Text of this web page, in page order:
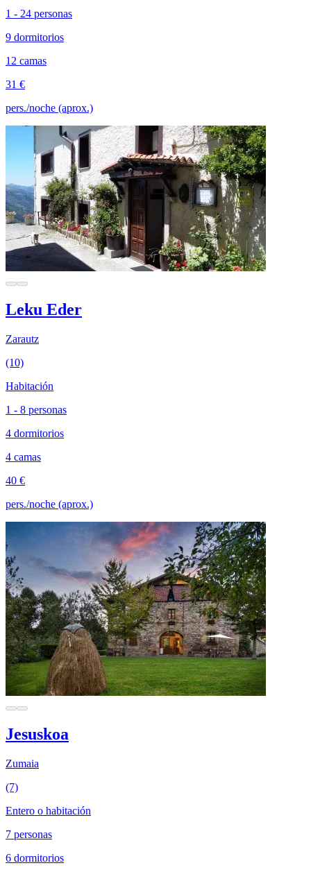
1 - 24 personas
9 dormitorios
12 camas
31 €
pers./noche (aprox.)
Leku Eder
Zarautz
(10)
Habitación
1 - 8 personas
4 dormitorios
4 camas
40 €
pers./noche (aprox.)
Jesuskoa
Zumaia
(7)
Entero o habitación
7 personas
6 dormitorios